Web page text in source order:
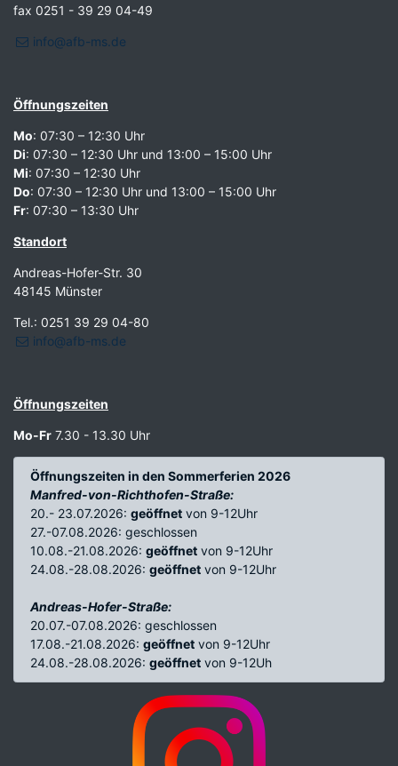
fax 0251 - 39 29 04-49
info@afb-ms.de
Öffnungszeiten
Mo: 07:30 – 12:30 Uhr
Di: 07:30 – 12:30 Uhr und 13:00 – 15:00 Uhr
Mi: 07:30 – 12:30 Uhr
Do: 07:30 – 12:30 Uhr und 13:00 – 15:00 Uhr
Fr: 07:30 – 13:30 Uhr
Standort
Andreas-Hofer-Str. 30
48145 Münster
Tel.: 0251 39 29 04-80
info@afb-ms.de
Öffnungszeiten
Mo-Fr 7.30 - 13.30 Uhr
Öffnungszeiten in den Sommerferien 2026
Manfred-von-Richthofen-Straße:
20.- 23.07.2026: geöffnetvon 9-12Uhr
27.-07.08.2026: geschlossen
10.08.-21.08.2026: geöffnetvon 9-12Uhr
24.08.-28.08.2026: geöffnetvon 9-12Uhr
Andreas-Hofer-Straße:
20.07.-07.08.2026: geschlossen
17.08.-21.08.2026: geöffnetvon 9-12Uhr
24.08.-28.08.2026: geöffnetvon 9-12Uh